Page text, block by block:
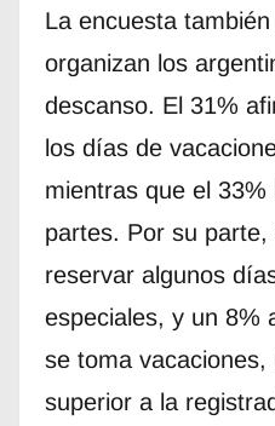
La encuesta
organizan los
descanso. El 31%
los días de
mientras que el 33%
partes. Por su
reservar algunos
especiales, y un 8%
se toma vacaciones,
superior a la